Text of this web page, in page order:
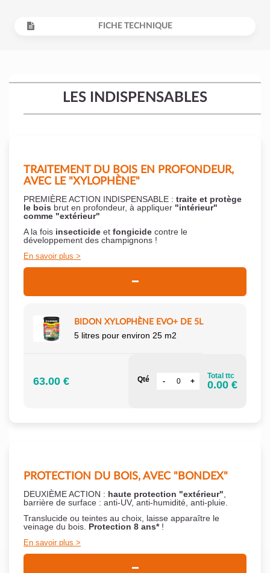
FICHE TECHNIQUE
LES INDISPENSABLES
TRAITEMENT DU BOIS EN PROFONDEUR,
AVEC LE "XYLOPHÈNE"
PREMIÈRE ACTION INDISPENSABLE : traite et protège
le bois brut en profondeur, à appliquer "intérieur"
comme "extérieur"
A la fois insecticide et fongicide contre le
développement des champignons !
En savoir plus
BIDON XYLOPHÈNE EVO+ DE 5L
5 litres pour environ 25 m2
63.00 € Qté Total ttc
0.00 €
PROTECTION DU BOIS, AVEC "BONDEX"
DEUXIÈME ACTION : haute protection "extérieur"
barrière de surface : anti-UV, anti-humidité, anti-pluie.
Translucide ou teintes au choix, laisse apparaître le
veinage du bois. Protection 8 ans*!
En savoir plus